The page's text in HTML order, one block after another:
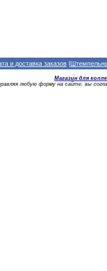
и доставка заказов |
Магазин для
любую форму на сайте, вы